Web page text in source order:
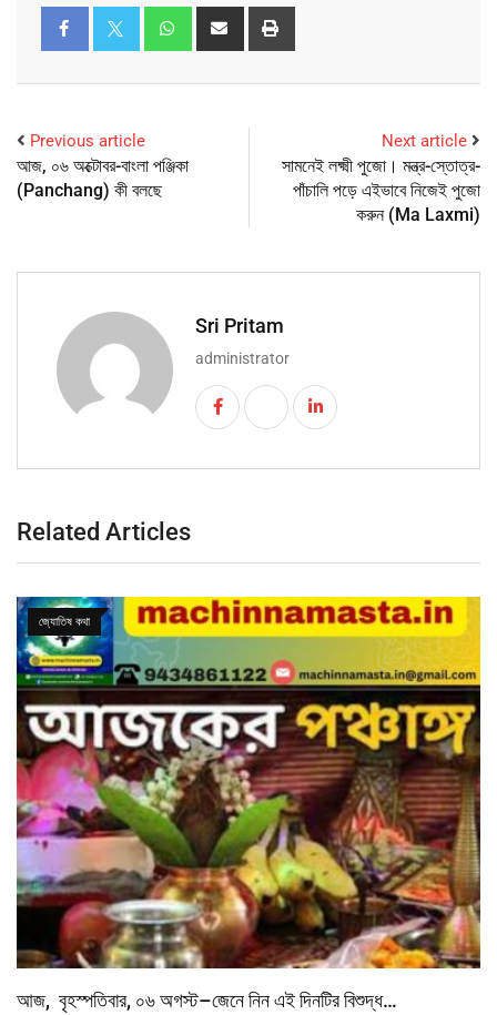
Previous article
আজ, ০৬ অক্টোবর-বাংলা পঞ্জিকা
(Panchang) কী বলছে
Next article
সামনেই লক্ষ্মী পুজো। মন্ত্র-স্তোত্র-
পাঁচালি পড়ে এইভাবে নিজেই পুজো
করুন (Ma Laxmi)
Sri Pritam
administrator
Related Articles
জ্যোতিষ কথা
আজ, বৃহস্পতিবার, ০৬ অগস্ট–জেনে নিন এই দিনটির বিশুদ্ধ…